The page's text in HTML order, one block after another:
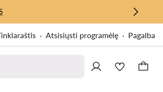
Atsisiųsti programėlę Pagalba